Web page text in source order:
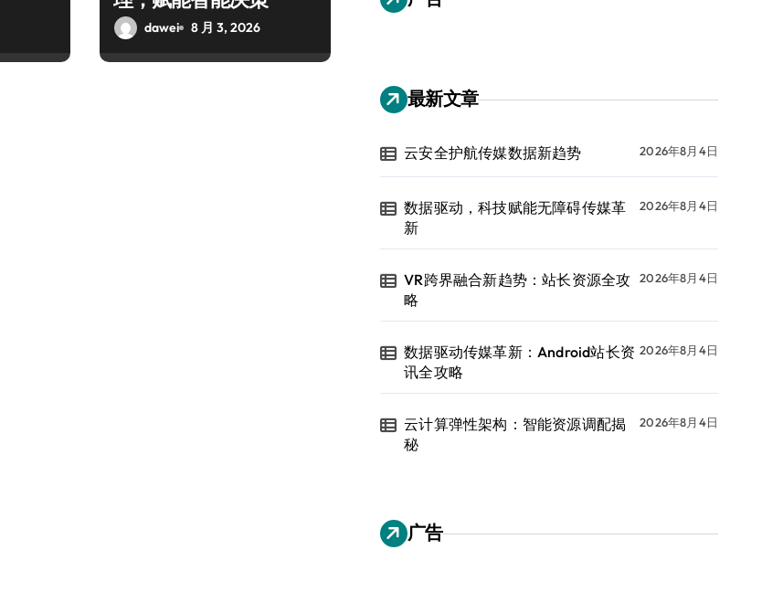
dawei 8 月 3, 2026
最新文章
云安全护航传媒数据新趋势 2026年8月4日
数据驱动，科技赋能无障碍传媒革
新
2026年8月4日
VR跨界融合新趋势：站长资源全攻
略
2026年8月4日
数据驱动传媒革新：Android站长资
讯全攻略
2026年8月4日
云计算弹性架构：智能资源调配揭
秘
2026年8月4日
广告